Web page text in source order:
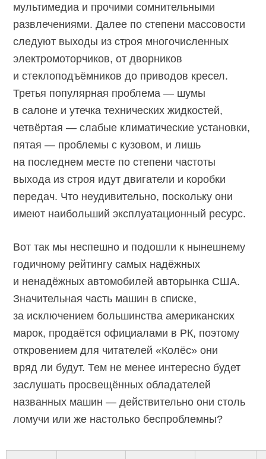
мультимедиа и прочими сомнительными
развлечениями. Далее по степени массовости
следуют выходы из строя многочисленных
электромоторчиков, от дворников
и стеклоподъёмников до приводов кресел.
Третья популярная проблема — шумы
в салоне и утечка технических жидкостей,
четвёртая — слабые климатические установки,
пятая — проблемы с кузовом, и лишь
на последнем месте по степени частоты
выхода из строя идут двигатели и коробки
передач. Что неудивительно, поскольку они
имеют наибольший эксплуатационный ресурс.
Вот так мы неспешно и подошли к нынешнему
годичному рейтингу самых надёжных
и ненадёжных автомобилей авторынка США.
Значительная часть машин в списке,
за исключением большинства американских
марок, продаётся официалами в РК, поэтому
откровением для читателей «Колёс» они
вряд ли будут. Тем не менее интересно будет
заслушать просвещённых обладателей
названных машин — действительно они столь
ломучи или же настолько беспроблемны?